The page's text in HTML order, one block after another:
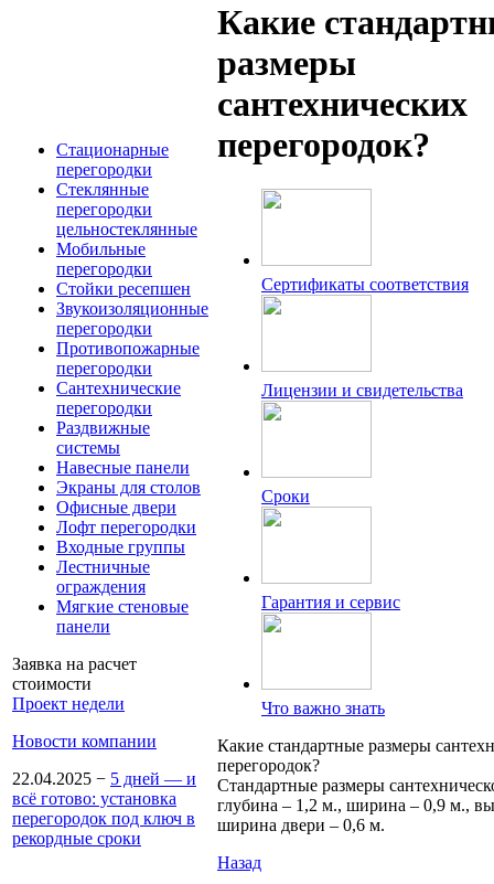
Стационарные
перегородки
Стеклянные
перегородки
цельностеклянные
Мобильные
перегородки
Стойки ресепшен
Звукоизоляционные
перегородки
Противопожарные
перегородки
Сантехнические
перегородки
Раздвижные
системы
Навесные панели
Экраны для столов
Офисные двери
Лофт перегородки
Входные группы
Лестничные
ограждения
Мягкие стеновые
панели
Заявка на расчет
стоимости
Проект недели
Новости компании
22.04.2025 − 5 дней — и
всё готово: установка
перегородок под ключ в
рекордные сроки
Какие
размеры
сантехнических
перегородок?
Сертификаты соответствия
Лицензии и свидетельства
Сроки
Гарантия и сервис
Что важно знать
Какие стандартные размеры
перегородок?
Стандартные размеры
глубина – 1,2 м., ширина – 0,9 м.,
ширина двери – 0,6 м.
Назад